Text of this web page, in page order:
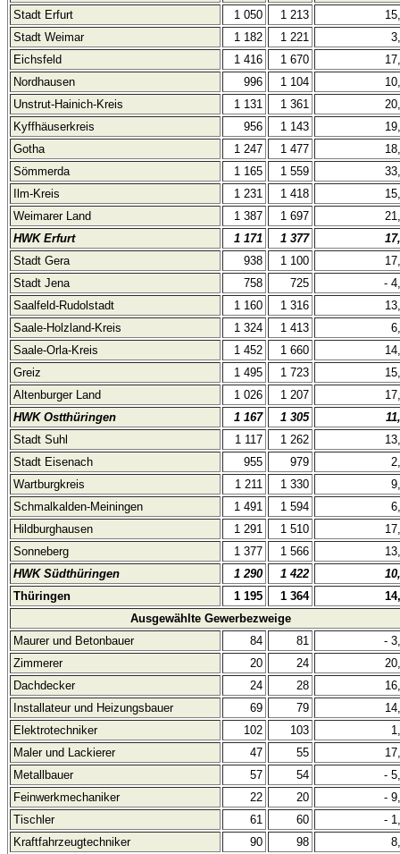
Stadt Erfurt
1 050 1 213
Stadt Weimar
1 182 1 221
Eichsfeld
1 416 1 670
Nordhausen
996 1 104
Unstrut-Hainich-Kreis
1 131 1 361
Kyffhäuserkreis
956 1 143
Gotha
1 247 1 477
Sömmerda
1 165 1 559
Ilm-Kreis
1 231 1 418
Weimarer Land
1 387 1 697
HWK Erfurt
1 171 1 377
Stadt Gera
938 1 100
Stadt Jena
758 725
-
Saalfeld-Rudolstadt
1 160 1 316
Saale-Holzland-Kreis
1 324 1 413
Saale-Orla-Kreis
1 452 1 660
Greiz
1 495 1 723
Altenburger Land
1 026 1 207
HWK Ostthüringen
1 167 1 305
Stadt Suhl
1 117 1 262
Stadt Eisenach
955 979
Wartburgkreis
1 211 1 330
Schmalkalden-Meiningen
1 491 1 594
Hildburghausen
1 291 1 510
Sonneberg
1 377 1 566
HWK Südthüringen
1 290 1 422
Thüringen
1 195 1 364
Ausgewählte Gewerbezweige
Maurer und Betonbauer
84 81
-
Zimmerer
20 24
Dachdecker
24 28
Installateur und Heizungsbauer
69 79
Elektrotechniker
102 103
Maler und Lackierer
47 55
Metallbauer
57 54
-
Feinwerkmechaniker
22 20
-
Tischler
61 60
-
Kraftfahrzeugtechniker
90 98